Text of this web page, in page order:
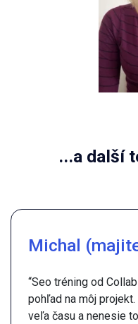
...a další
Michal
“Seo tréning od
pohľad na môj
veľa času a nenesie